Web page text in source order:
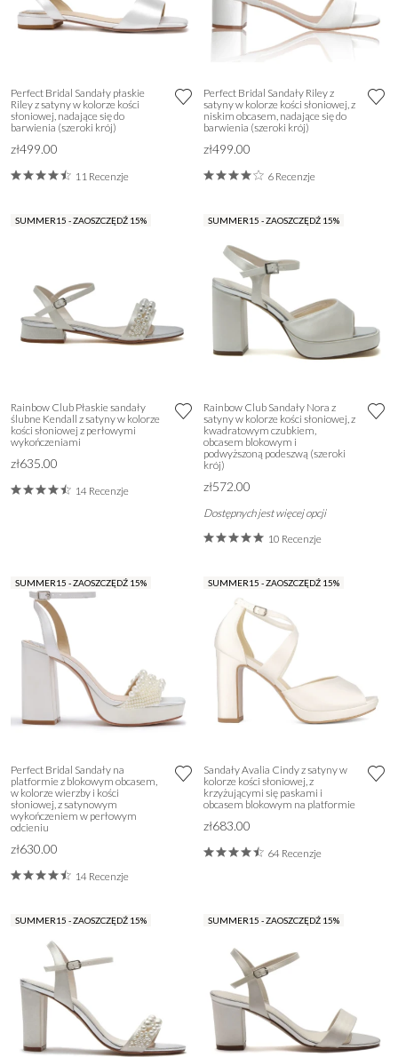
Perfect Bridal Sandały płaskie
Riley z satyny w kolorze kości
słoniowej, nadające się do
barwienia (szeroki krój)
zł499.00
11 Recenzje
Perfect Bridal Sandały Riley z
satyny w kolorze kości słoniowej, z
niskim obcasem, nadające się do
barwienia (szeroki krój)
zł499.00
6 Recenzje
SUMMER15 - ZAOSZCZĘDŹ 15%
Rainbow Club Płaskie sandały
ślubne Kendall z satyny w kolorze
kości słoniowej z perłowymi
wykończeniami
zł635.00
14 Recenzje
SUMMER15 - ZAOSZCZĘDŹ 15%
Rainbow Club Sandały Nora z
satyny w kolorze kości słoniowej, z
kwadratowym czubkiem,
obcasem blokowym i
podwyższoną podeszwą (szeroki
krój)
zł572.00
Dostępnych jest więcej opcji
10 Recenzje
SUMMER15 - ZAOSZCZĘDŹ 15%
Perfect Bridal Sandały na
platformie z blokowym obcasem,
w kolorze wierzby i kości
słoniowej, z satynowym
wykończeniem w perłowym
odcieniu
zł630.00
14 Recenzje
SUMMER15 - ZAOSZCZĘDŹ 15%
Sandały Avalia Cindy z satyny w
kolorze kości słoniowej, z
krzyżującymi się paskami i
obcasem blokowym na platformie
zł683.00
64 Recenzje
SUMMER15 - ZAOSZCZĘDŹ 15% SUMMER15 - ZAOSZCZĘDŹ 15%